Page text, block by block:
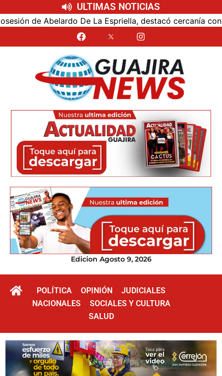
ULTIMAS NOTICIAS
de Abelardo De La Espriella, destacó cercanía con el
Edicion Agosto 9, 2026
POLÍTICA OPINIÓN
JUDICIALES
NACIONALES
SOCIALES Y CULTURA
SALUD